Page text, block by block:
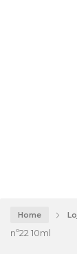
Home
nº22 10ml